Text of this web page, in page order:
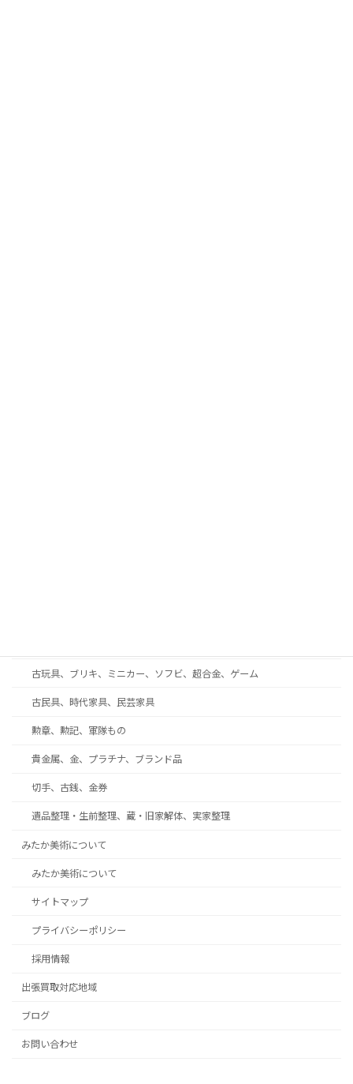
古玩具、ブリキ、ミニカー、ソフビ、超合金、ゲーム
古民具、時代家具、民芸家具
勲章、勲記、軍隊もの
貴金属、金、プラチナ、ブランド品
切手、古銭、金券
遺品整理・生前整理、蔵・旧家解体、実家整理
みたか美術について
みたか美術について
サイトマップ
プライバシーポリシー
採用情報
出張買取対応地域
ブログ
お問い合わせ